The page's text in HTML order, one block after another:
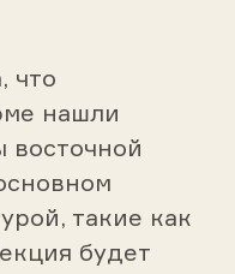
что
нашли
восточной
такие как
будет